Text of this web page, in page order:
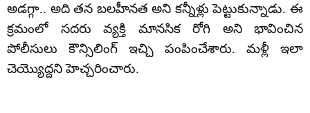
అడగ్గా.. అది తన బలహీనత అని కన్నీళ్లు పెట్టుకున్నాడు. ఈ
క్రమంలో సదరు వ్యక్తి మానసిక రోగి అని భావించిన
పోలీసులు కౌన్సిలింగ్ ఇచ్చి పంపించేశారు. మళ్లీ ఇలా
చెయ్యొద్దని హెచ్చరించారు.